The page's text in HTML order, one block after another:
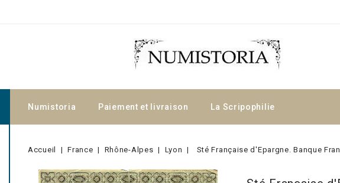
Numistoria Paiement et livraison La Scripophilie
Accueil France Rhône-Alpes Lyon Sté Française d'Epargne. Banque